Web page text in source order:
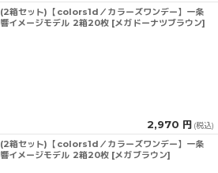
(2箱セット)【colors1d／カラーズワンデー】一条
響イメージモデル 2箱20枚 [メガドーナツブラウン]
2,970 円 (税込)
(2箱セット)【colors1d／カラーズワンデー】一条
響イメージモデル 2箱20枚 [メガブラウン]